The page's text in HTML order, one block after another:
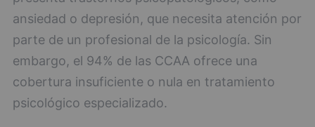
ansiedad o depresión, que necesita atención por
parte de un profesional de la psicología. Sin
embargo, el 94% de las CCAA ofrece una
cobertura insuficiente o nula en tratamiento
psicológico especializado.